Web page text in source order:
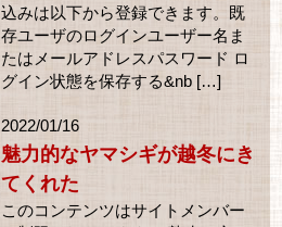
込みは以下から登録できます。既
存ユーザのログインユーザー名ま
たはメールアドレスパスワード ロ
グイン状態を保存する&nb […]
2022/01/16
魅力的なヤマシギが越冬にき
てくれた
このコンテンツはサイトメンバー